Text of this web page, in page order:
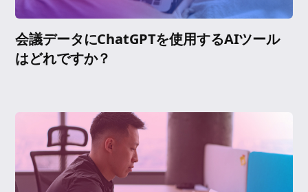
会議データにChatGPTを使用するAIツール
はどれですか？